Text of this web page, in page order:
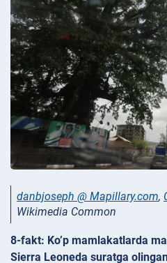
danbjoseph @ Mapillary.com,
Wikimedia Common
8-fakt: Ko’p mamlakatlarda
Sierra Leoneda suratga